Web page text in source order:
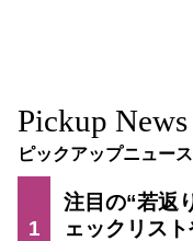
Pickup News
ピックアップニュース
1
注目の“若返
ェックリス